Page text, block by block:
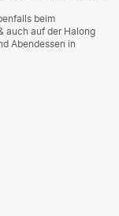
beim
auch auf der Halong
Abendessen in